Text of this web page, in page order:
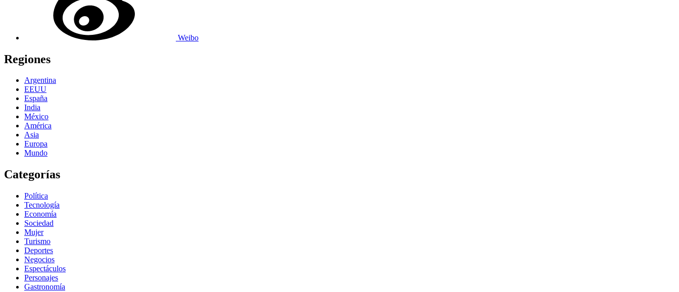
Weibo
Regiones
Argentina
EEUU
España
India
México
América
Asia
Europa
Mundo
Categorías
Política
Tecnología
Economía
Sociedad
Mujer
Turismo
Deportes
Negocios
Espectáculos
Personajes
Gastronomía